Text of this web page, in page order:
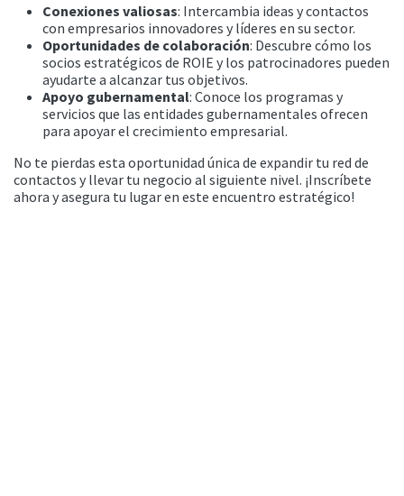
Conexiones valiosas: Intercambia ideas y contactos
con empresarios innovadores y líderes en su sector.
Oportunidades de colaboración: Descubre cómo los
socios estratégicos de ROIE y los patrocinadores pueden
ayudarte a alcanzar tus objetivos.
Apoyo gubernamental: Conoce los programas y
servicios que las entidades gubernamentales ofrecen
para apoyar el crecimiento empresarial.
No te pierdas esta oportunidad única de expandir tu red de
contactos y llevar tu negocio al siguiente nivel. ¡Inscríbete
ahora y asegura tu lugar en este encuentro estratégico!